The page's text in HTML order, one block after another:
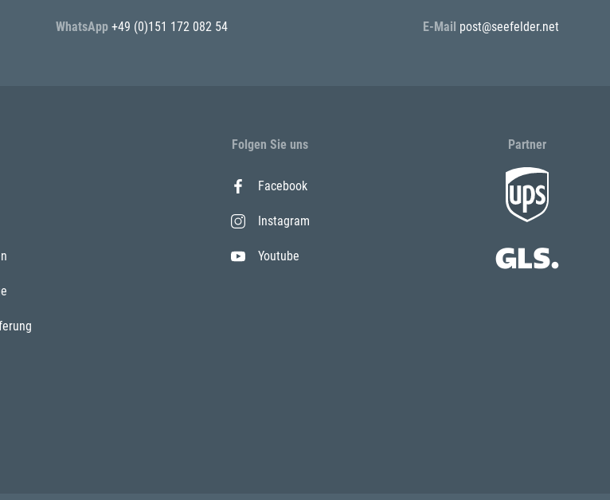
WhatsApp +49 (0)151 172 082 54 E-Mail post@seefelder.net
Folgen Sie uns
Facebook
Instagram
Youtube
Partner